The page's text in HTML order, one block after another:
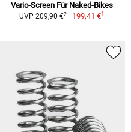
Vario-Screen Für Naked-Bikes
UVP 209,90 €2 199,41 €1